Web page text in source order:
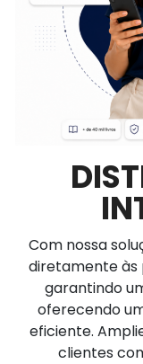
Com nossa
diretamente às
garantindo
oferecendo
eficiente.
clientes